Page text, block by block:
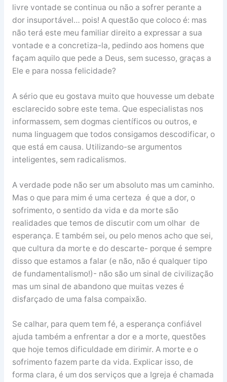
livre vontade se continua ou não a sofrer perante a
dor insuportável… pois! A questão que coloco é: mas
não terá este meu familiar direito a expressar a sua
vontade e a concretiza-la, pedindo aos homens que
façam aquilo que pede a Deus, sem sucesso, graças a
Ele e para nossa felicidade?
A sério que eu gostava muito que houvesse um debate
esclarecido sobre este tema. Que especialistas nos
informassem, sem dogmas científicos ou outros, e
numa linguagem que todos consigamos descodificar, o
que está em causa. Utilizando-se argumentos
inteligentes, sem radicalismos.
A verdade pode não ser um absoluto mas um caminho.
Mas o que para mim é uma certeza é que a dor, o
sofrimento, o sentido da vida e da morte são
realidades que temos de discutir com um olhar de
esperança. E também sei, ou pelo menos acho que sei,
que cultura da morte e do descarte- porque é sempre
disso que estamos a falar (e não, não é qualquer tipo
de fundamentalismo!)- não são um sinal de civilização
mas um sinal de abandono que muitas vezes é
disfarçado de uma falsa compaixão.
Se calhar, para quem tem fé, a esperança confiável
ajuda também a enfrentar a dor e a morte, questões
que hoje temos dificuldade em dirimir. A morte e o
sofrimento fazem parte da vida. Explicar isso, de
forma clara, é um dos serviços que a Igreja é chamada